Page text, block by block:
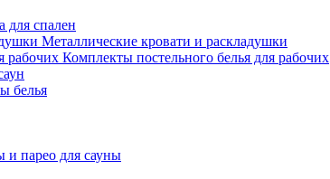
для спален
Металлические кровати и раскладушки
Комплекты постельного белья для рабочих
белья
и парео для сауны